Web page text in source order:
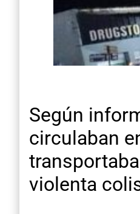
Según
circulaban
violenta